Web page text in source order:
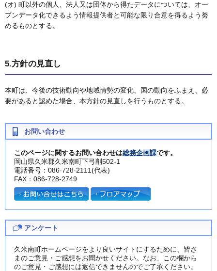
(オ) 町以外の個人、法人又は団体から得たデータについては、オー
プンデータ化できるよう情報提供者と可能な限り合意を得るよう努
めるものとする。
5.方針の見直し
本町は、今後の技術動向や地域情勢の変化、国の動向をふまえ、必
要があると認めた場合、本方針の見直しを行うものとする。
お問い合わせ
このページに関するお問い合わせは総務企画課です。
岡山県久米郡久米南町下弓削502-1
電話番号：086-728-2111(代表)
FAX：086-728-2749
アンケート
久米南町ホームページをより良いサイトにするために、皆さ
まのご意見・ご感想をお聞かせください。なお、この欄から
のご意見・ご感想には返信できませんのでご了承ください。